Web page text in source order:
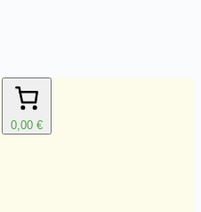
0,00 €